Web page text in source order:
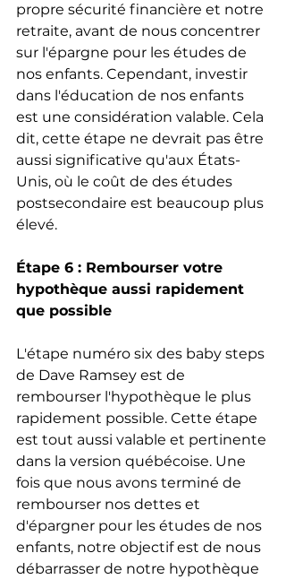
propre sécurité financière et notre
retraite, avant de nous concentrer
sur l'épargne pour les études de
nos enfants. Cependant, investir
dans l'éducation de nos enfants
est une considération valable. Cela
dit, cette étape ne devrait pas être
aussi significative qu'aux États-
Unis, où le coût de des études
postsecondaire est beaucoup plus
élevé.
Étape 6 : Rembourser votre
hypothèque aussi rapidement
que possible
L'étape numéro six des baby steps
de Dave Ramsey est de
rembourser l'hypothèque le plus
rapidement possible. Cette étape
est tout aussi valable et pertinente
dans la version québécoise. Une
fois que nous avons terminé de
rembourser nos dettes et
d'épargner pour les études de nos
enfants, notre objectif est de nous
débarrasser de notre hypothèque